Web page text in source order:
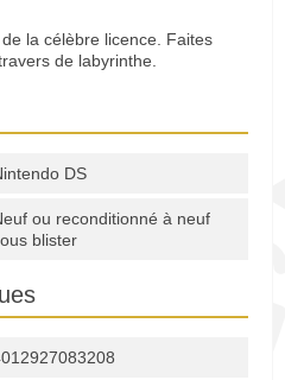
la célèbre licence. Faites
de labyrinthe.
DS
ou reconditionné à neuf
blister